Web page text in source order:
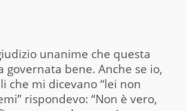
unanime che questa
governata bene. Anche se io,
che mi dicevano “lei non
rispondevo: “Non è vero,